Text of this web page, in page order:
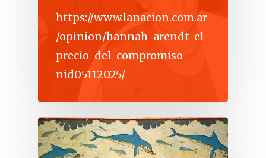
https://www.lanacion.com.ar
/opinion/hannah-arendt-el-
precio-del-compromiso-
nid05112025/